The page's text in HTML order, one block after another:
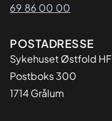
69 86 00 00
Adresse
POSTADRESSE
Sykehuset Østfold HF
Postboks 300
1714 Grålum